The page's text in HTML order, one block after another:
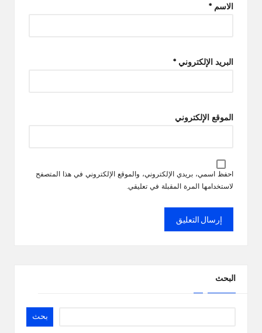
الاسم *
البريد الإلكتروني *
الموقع الإلكتروني
احفظ اسمي، بريدي الإلكتروني، والموقع الإلكتروني في هذا المتصفح
لاستخدامها المرة المقبلة في تعليقي.
البحث
بحث